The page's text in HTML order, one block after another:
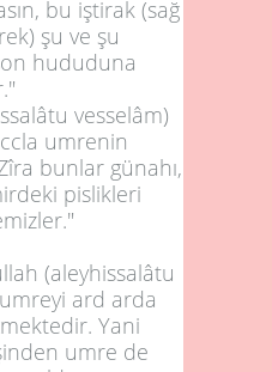
bu iştirak (sağ
şu ve şu
hududuna
vesselâm)
umrenin
bunlar günahı,
pislikleri
(aleyhissalâtu
ard arda
Yani
umre de